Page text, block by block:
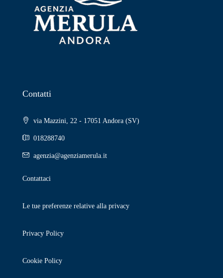
Contatti
via Mazzini, 22 - 17051 Andora (SV)
018288740
agenzia@agenziamerula.it
Contattaci
Le tue preferenze relative alla privacy
Privacy Policy
Cookie Policy